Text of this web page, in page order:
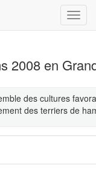
2008 en
des cultures
des terriers de